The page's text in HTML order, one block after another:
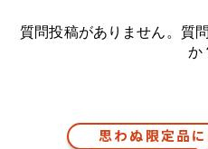
質問投稿がありません。質
か
思わぬ限定品に